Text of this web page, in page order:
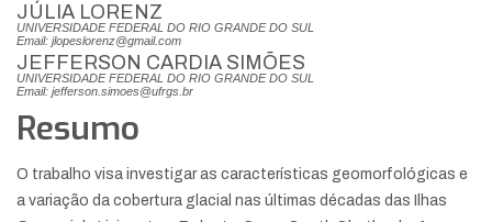
JÚLIA LORENZ
UNIVERSIDADE FEDERAL DO RIO GRANDE DO SUL
Email: jlopeslorenz@gmail.com
JEFFERSON CARDIA SIMÕES
UNIVERSIDADE FEDERAL DO RIO GRANDE DO SUL
Email: jefferson.simoes@ufrgs.br
Resumo
O trabalho visa investigar as características geomorfológicas e
a variação da cobertura glacial nas últimas décadas das Ilhas